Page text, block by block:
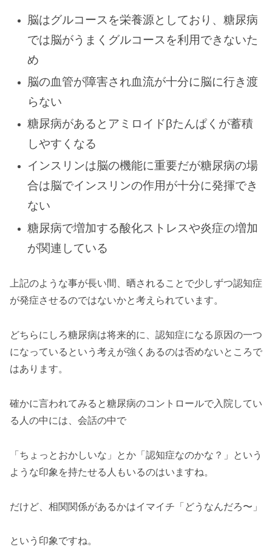
脳はグルコースを栄養源としており、糖尿病
では脳がうまくグルコースを利用できないた
め
脳の血管が障害され血流が十分に脳に行き渡
らない
糖尿病があるとアミロイドβたんぱくが蓄積
しやすくなる
インスリンは脳の機能に重要だが糖尿病の場
合は脳でインスリンの作用が十分に発揮でき
ない
糖尿病で増加する酸化ストレスや炎症の増加
が関連している
上記のような事が長い間、晒されることで少しずつ認知症
が発症させるのではないかと考えられています。
どちらにしろ糖尿病は将来的に、認知症になる原因の一つ
になっているという考えが強くあるのは否めないところで
はあります。
確かに言われてみると糖尿病のコントロールで入院してい
る人の中には、会話の中で
「ちょっとおかしいな」とか「認知症なのかな？」という
ような印象を持たせる人もいるのはいますね。
だけど、相関関係があるかはイマイチ「どうなんだろ〜」
という印象ですね。